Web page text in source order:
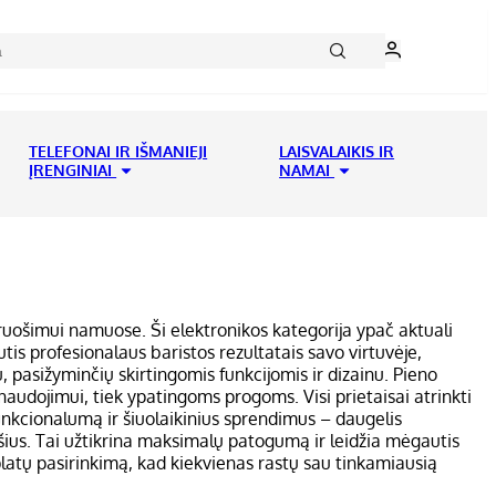
TELEFONAI IR IŠMANIEJI
ĮRENGINIAI
LAISVALAIKIS IR
NAMAI
namuose. Ši elektronikos kategorija ypač aktuali
profesionalaus baristos rezultatais savo virtuvėje,
skirtingomis funkcijomis ir dizainu. Pieno
tiek ypatingoms progoms. Visi prietaisai atrinkti
ir šiuolaikinius sprendimus – daugelis
Tai užtikrina maksimalų patogumą ir leidžia mėgautis
pasirinkimą, kad kiekvienas rastų sau tinkamiausią